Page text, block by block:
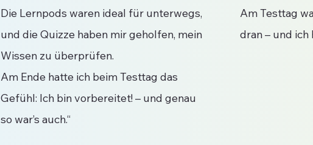
Die Lernpods waren ideal für unterwegs,
und die Quizze haben mir geholfen, mein
Wissen zu überprüfen.
Am Ende hatte ich beim Testtag das
Gefühl: Ich bin vorbereitet! – und genau
so war’s auch.“
Am Testtag
dran – und ich